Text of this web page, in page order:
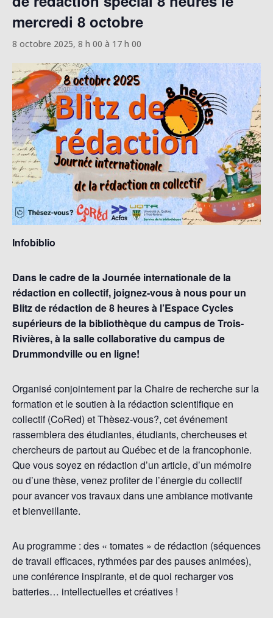
mercredi 8 octobre
8 octobre 2025, 8 h 00 à 17 h 00
Infobiblio
Dans le cadre de la Journée internationale de la
rédaction en collectif, joignez-vous à nous pour un
Blitz de rédaction de 8 heures à l’Espace Cycles
supérieurs de la bibliothèque du campus de Trois-
Rivières, à la salle collaborative du campus de
Drummondville ou en ligne!
Organisé conjointement par la Chaire de recherche sur la
formation et le soutien à la rédaction scientifique en
collectif (CoRed) et Thèsez-vous?, cet événement
rassemblera des étudiantes, étudiants, chercheuses et
chercheurs de partout au Québec et de la francophonie.
Que vous soyez en rédaction d’un article, d’un mémoire
ou d’une thèse, venez profiter de l’énergie du collectif
pour avancer vos travaux dans une ambiance motivante
et bienveillante.
Au programme : des « tomates » de rédaction (séquences
de travail efficaces, rythmées par des pauses animées),
une conférence inspirante, et de quoi recharger vos
batteries… intellectuelles et créatives !